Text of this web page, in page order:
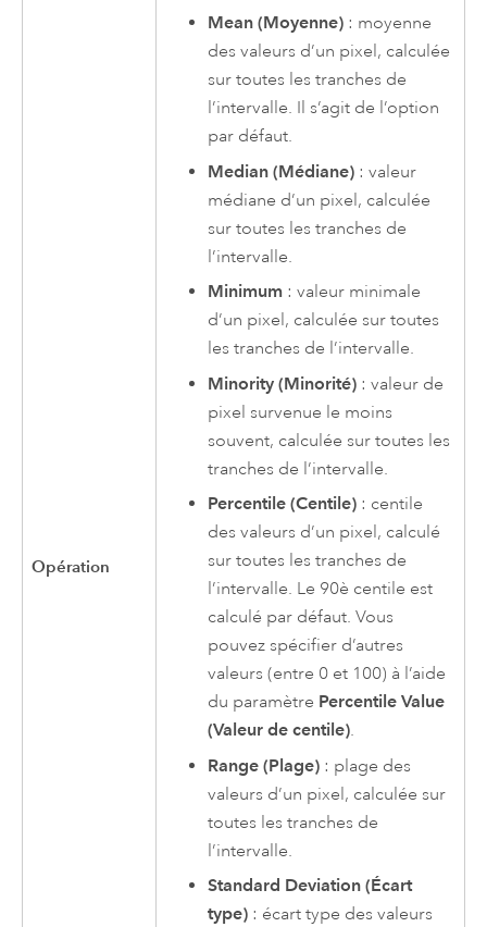
Opération
Mean (Moyenne) : moyenne
des valeurs d’un pixel, calculée
sur toutes les tranches de
l’intervalle. Il s’agit de l’option
par défaut.
Median (Médiane) : valeur
médiane d’un pixel, calculée
sur toutes les tranches de
l’intervalle.
Minimum : valeur minimale
d’un pixel, calculée sur toutes
les tranches de l’intervalle.
Minority (Minorité) : valeur de
pixel survenue le moins
souvent, calculée sur toutes les
tranches de l’intervalle.
Percentile (Centile) : centile
des valeurs d’un pixel, calculé
sur toutes les tranches de
l’intervalle. Le 90è centile est
calculé par défaut. Vous
pouvez spécifier d’autres
valeurs (entre 0 et 100) à l’aide
du paramètre Percentile Value
(Valeur de centile).
Range (Plage) : plage des
valeurs d’un pixel, calculée sur
toutes les tranches de
l’intervalle.
Standard Deviation (Écart
type) : écart type des valeurs